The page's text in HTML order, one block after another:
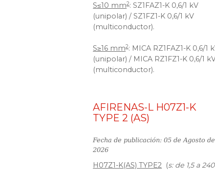
S≤10 mm2: SZ1FAZ1-K 0,6/1 kV
(unipolar) / SZ1FZ1-K 0,6/1 kV
(multiconductor).
S≥16 mm2: MICA RZ1FAZ1-K 0,6/1
(unipolar) / MICA RZ1FZ1-K 0,6/1
(multiconductor).
AFIRENAS-L H07Z1-K
TYPE 2 (AS)
Fecha de publicación: 05 de Agosto de
2026
H07Z1-K(AS) TYPE2 (s: de 1,5 a 240